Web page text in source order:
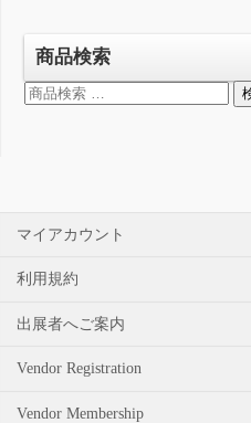
商品検索
検
マイアカウント
利用規約
出展者へご案内
Vendor Registration
Vendor Membership